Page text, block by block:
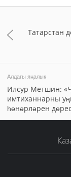
Татарстан
Алдагы яңалык
Илсур Метшин:
имтиханнарны
һөнәрләрен